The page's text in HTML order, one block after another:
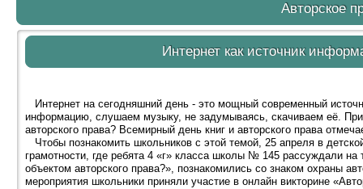
Авторское
Интернет как источник
Интернет на сегодняшний день - это мощный современный
информацию, слушаем музыку, не задумываясь, скачиваем её.
авторского права? Всемирный день книг и авторского права
Чтобы познакомить школьников с этой темой, 25 апреля в
грамотности, где ребята 4 «г» класса школы № 145 рассуждали на
объектом авторского права?», познакомились со знаком охраны
мероприятия школьники приняли участие в онлайн викторине